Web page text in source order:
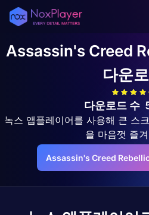
Assassin's Creed
다운
다운로드 수
녹스 앱플레이어를 사용해 큰 스
을 마음껏 즐
Assassin's Creed